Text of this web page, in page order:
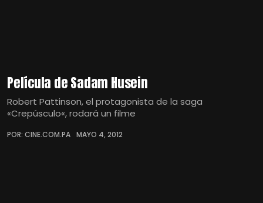
Película de Sadam Husein
Robert Pattinson, el protagonista de la saga
«Crepúsculo«, rodará un filme
POR: CINE.COM.PA MAYO 4, 2012